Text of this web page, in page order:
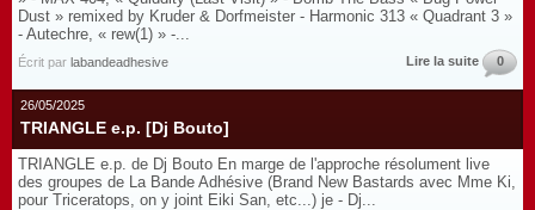
Dust » remixed by Kruder & Dorfmeister - Harmonic 313 « Quadrant 3 »
- Autechre, « rew(1) » -...
Écrit par labandeadhesive Lire la suite 0
26/05/2025
TRIANGLE e.p. [Dj Bouto]
TRIANGLE e.p. de Dj Bouto En marge de l'approche résolument live
des groupes de La Bande Adhésive (Brand New Bastards avec Mme Ki,
pour Triceratops, on y joint Eiki San, etc...) je - Dj...